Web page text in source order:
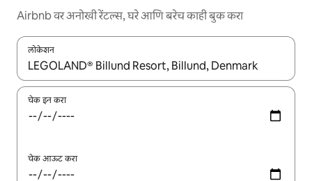
Airbnb वर अनोखी रेंटल्स, घरे आणि बरेच काही बुक करा
लोकेशन
जेव्हा परिणाम उपलब्ध असतील, तेव्हा वरच्या आणि खाली बाणांच्या किजसह
चेक इन करा
चेक आऊट करा